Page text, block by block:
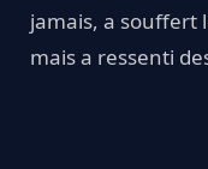
jamais, a souffert
mais a ressenti